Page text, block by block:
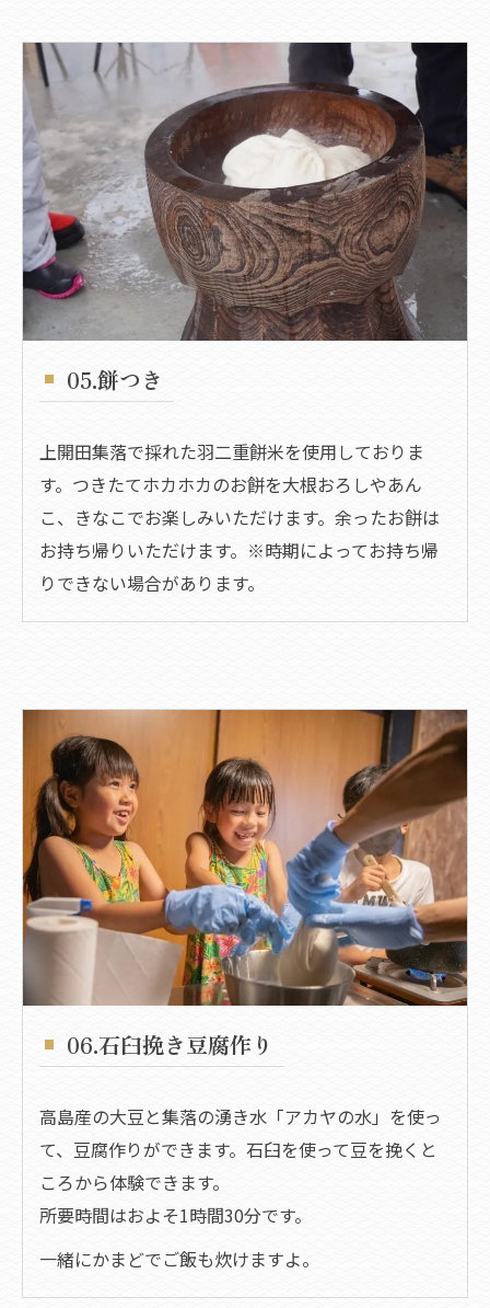
05.餅つき
上開田集落で採れた羽二重餅米を使用しておりま
す。つきたてホカホカのお餅を大根おろしやあん
こ、きなこでお楽しみいただけます。余ったお餅は
お持ち帰りいただけます。​※時期によってお持ち帰
りできない場合があります。
06.石臼挽き豆腐作り
高島産の大豆と集落の湧き水「アカヤの水」を使っ
て、豆腐作りができます。石臼を使って豆を挽くと
ころから体験できます。
所要時間はおよそ1時間30分です。
​一緒にかまどでご飯も炊けますよ。